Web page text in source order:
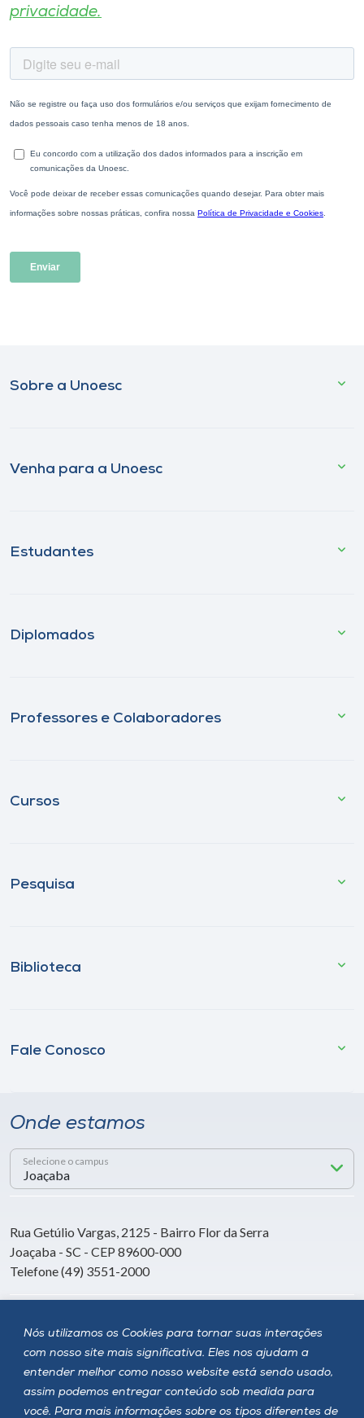
Nós utilizamos os Cookies para tornar suas interações
com nosso site mais significativa. Eles nos ajudam a
entender melhor como nosso website está sendo usado,
assim podemos entregar conteúdo sob medida para
você. Para mais informações sobre os tipos diferentes de
privacidade.
Sobre a Unoesc
Venha para a Unoesc
Estudantes
Diplomados
Professores e Colaboradores
Cursos
Pesquisa
Biblioteca
Fale Conosco
Onde estamos
Selecione o campus
Rua Getúlio Vargas, 2125 - Bairro Flor da Serra
Joaçaba - SC - CEP 89600-000
Telefone (49) 3551-2000
Siga a Unoesc